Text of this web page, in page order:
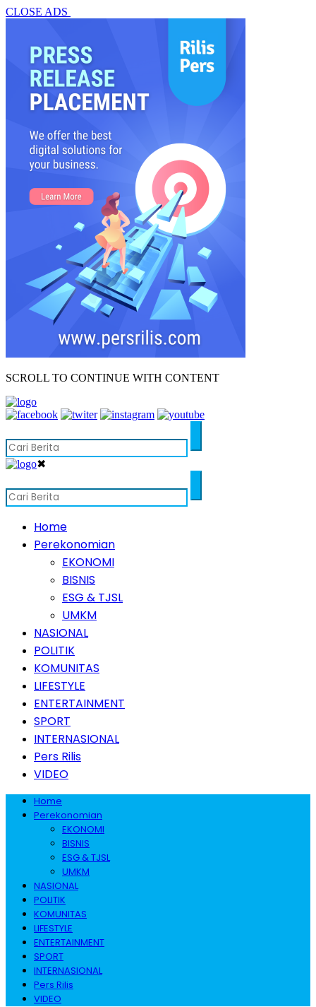
CLOSE ADS
SCROLL TO CONTINUE WITH CONTENT
✖
Home
Perekonomian
EKONOMI
BISNIS
ESG & TJSL
UMKM
NASIONAL
POLITIK
KOMUNITAS
LIFESTYLE
ENTERTAINMENT
SPORT
INTERNASIONAL
Pers Rilis
VIDEO
Home
Perekonomian
EKONOMI
BISNIS
ESG & TJSL
UMKM
NASIONAL
POLITIK
KOMUNITAS
LIFESTYLE
ENTERTAINMENT
SPORT
INTERNASIONAL
Pers Rilis
VIDEO